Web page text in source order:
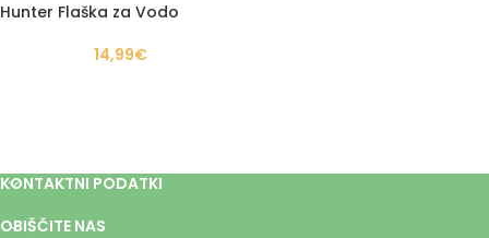
Hunter Flaška za Vodo
14,99€
KONTAKTNI PODATKI
OBIŠČITE NAS